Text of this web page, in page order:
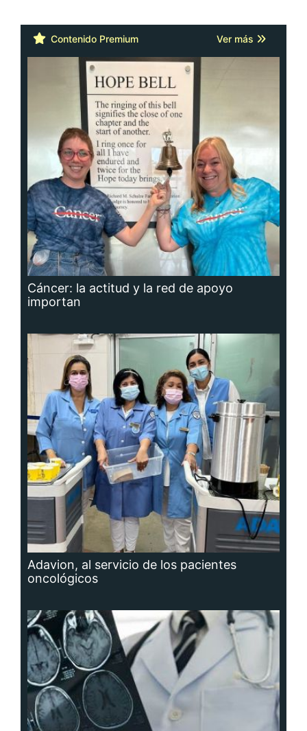
Contenido Premium Ver más
Cáncer: la actitud y la red de apoyo
importan
Adavion, al servicio de los pacientes
oncológicos